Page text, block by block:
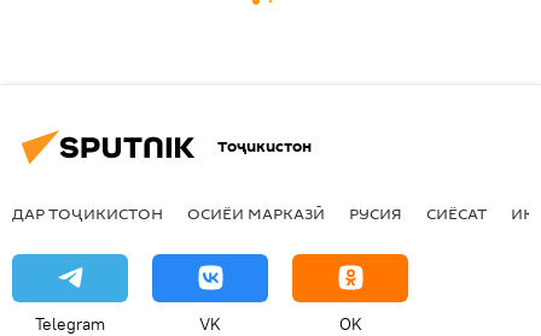
Тоҷикистон
ДАР ТОҶИКИСТОН ОСИЁИ МАРКАЗӢ РУСИЯ СИЁСАТ
Telegram VK OK